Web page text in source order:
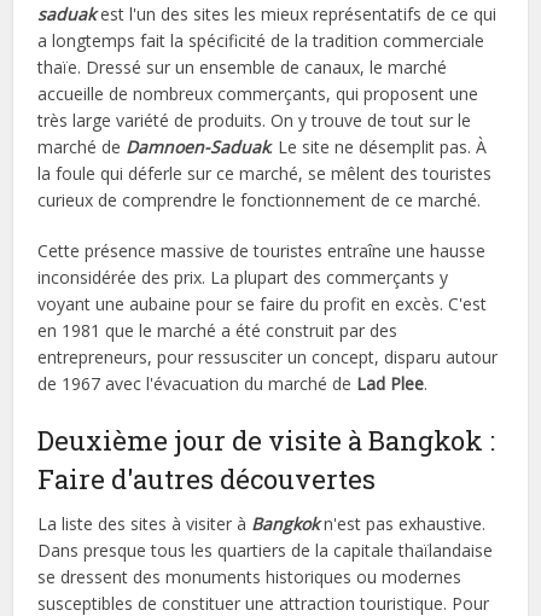
saduakest l'un des sites les mieux représentatifs de ce qui
a longtemps fait la spécificité de la tradition commerciale
thaïe. Dressé sur un ensemble de canaux, le marché
accueille de nombreux commerçants, qui proposent une
très large variété de produits. On y trouve de tout sur le
marché de Damnoen-Saduak. Le site ne désemplit pas. À
la foule qui déferle sur ce marché, se mêlent des touristes
curieux de comprendre le fonctionnement de ce marché.
Cette présence massive de touristes entraîne une hausse
inconsidérée des prix. La plupart des commerçants y
voyant une aubaine pour se faire du profit en excès. C'est
en 1981 que le marché a été construit par des
entrepreneurs, pour ressusciter un concept, disparu autour
de 1967 avec l'évacuation du marché de Lad Plee.
Deuxième jour de visite à Bangkok :
Faire d'autres découvertes
La liste des sites à visiter à Bangkokn'est pas exhaustive.
Dans presque tous les quartiers de la capitale thaïlandaise
se dressent des monuments historiques ou modernes
susceptibles de constituer une attraction touristique. Pour